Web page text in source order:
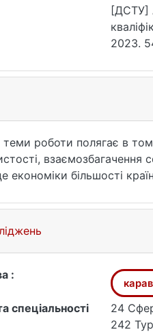
[ДСТУ]
2023.
теми роботи полягає в
взаємозбагачення
економіки більшості
завгодно, і при цьому
на інший. До того ж
караванінгу
місця, де вони можуть
:
спеціальності
24
242